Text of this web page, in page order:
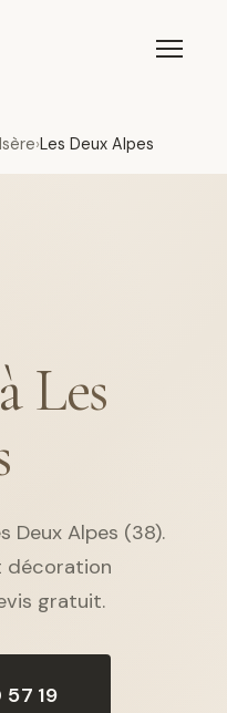
Isère Les Deux Alpes
Les
Deux Alpes (38).
décoration
gratuit.
19